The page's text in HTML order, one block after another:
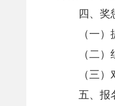
四、 奖
（一
（二
（三
五、报